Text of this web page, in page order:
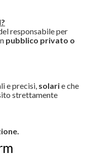
responsabile per
pubblico privato o
e precisi, solarie che
strettamente